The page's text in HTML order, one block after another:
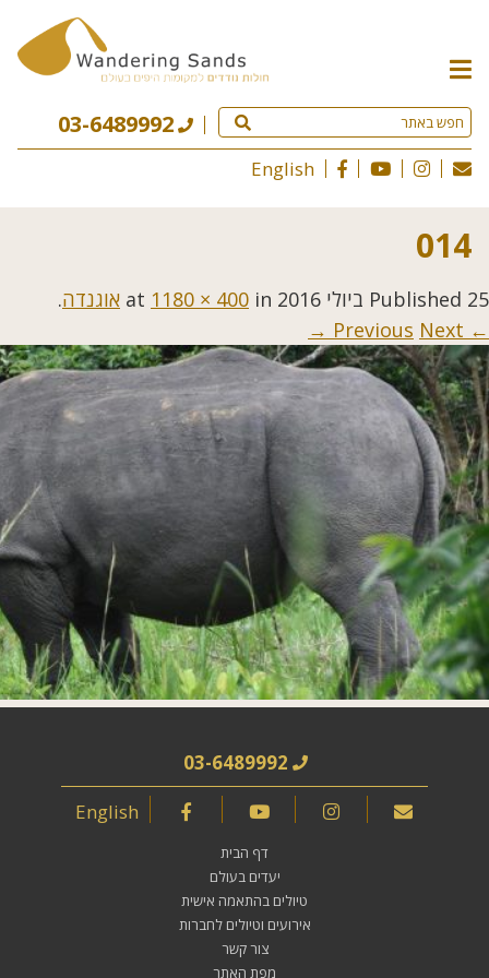
תפריט
האתר
03-6489992
English
014
Published 25 ביולי 2016 1180 × 400 in אוגנדה.
← Previous
Next →
03-6489992
English
דף הבית
יעדים בעולם
טיולים בהתאמה אישית
אירועים וטיולים לחברות
צור קשר
מפת האתר